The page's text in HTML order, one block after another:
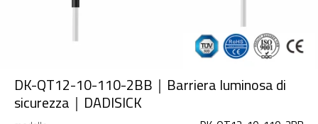
DK-QT12-10-110-2BB｜Barriera luminosa di
sicurezza｜DADISICK